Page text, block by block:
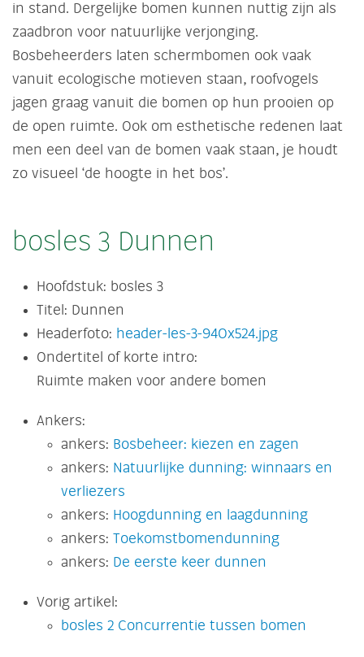
in stand. Dergelijke bomen kunnen nuttig zijn als
zaadbron voor natuurlijke verjonging.
Bosbeheerders laten schermbomen ook vaak
vanuit ecologische motieven staan, roofvogels
jagen graag vanuit die bomen op hun prooien op
de open ruimte. Ook om esthetische redenen laat
men een deel van de bomen vaak staan, je houdt
zo visueel ‘de hoogte in het bos’.
bosles 3 Dunnen
Hoofdstuk: bosles 3
Titel: Dunnen
Headerfoto: header-les-3-940x524.jpg
Ondertitel of korte intro:
Ruimte maken voor andere bomen
Ankers:
ankers: Bosbeheer: kiezen en zagen
ankers: Natuurlijke dunning: winnaars en
verliezers
ankers: Hoogdunning en laagdunning
ankers: Toekomstbomendunning
ankers: De eerste keer dunnen
Vorig artikel:
bosles 2 Concurrentie tussen bomen